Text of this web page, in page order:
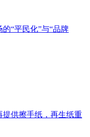
“平民化”与“品牌
供擦手纸，再生纸重